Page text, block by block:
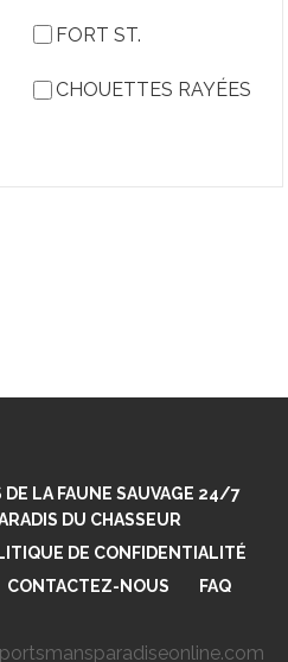
FORT ST.
CHOUETTES RAYÉES
DE LA FAUNE SAUVAGE 24/7
DU CHASSEUR
DE CONFIDENTIALITÉ
CONTACTEZ-NOUS FAQ